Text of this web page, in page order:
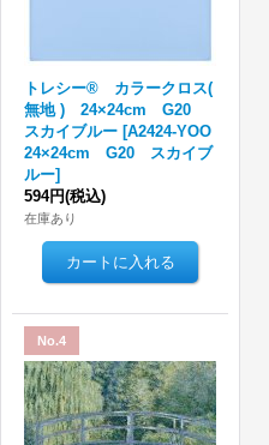
トレシー® カラークロス(
無地 ) 24×24cm G20
スカイブルー [A2424-YOO
24×24cm G20 スカイブ
ルー]
594円(税込)
在庫あり
No.4